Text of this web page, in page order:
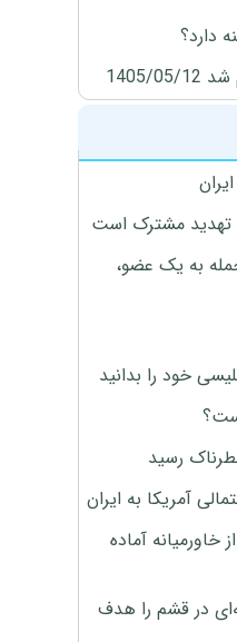
دارد؟
12
تهدید مشترک است
به یک عضو،
خود را بدانید
رسید
آمریکا به ایران
آماده
آمریکا خانه‌ای در قشم را هدف